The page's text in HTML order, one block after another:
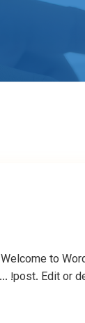
Welcome to
post. Edit or